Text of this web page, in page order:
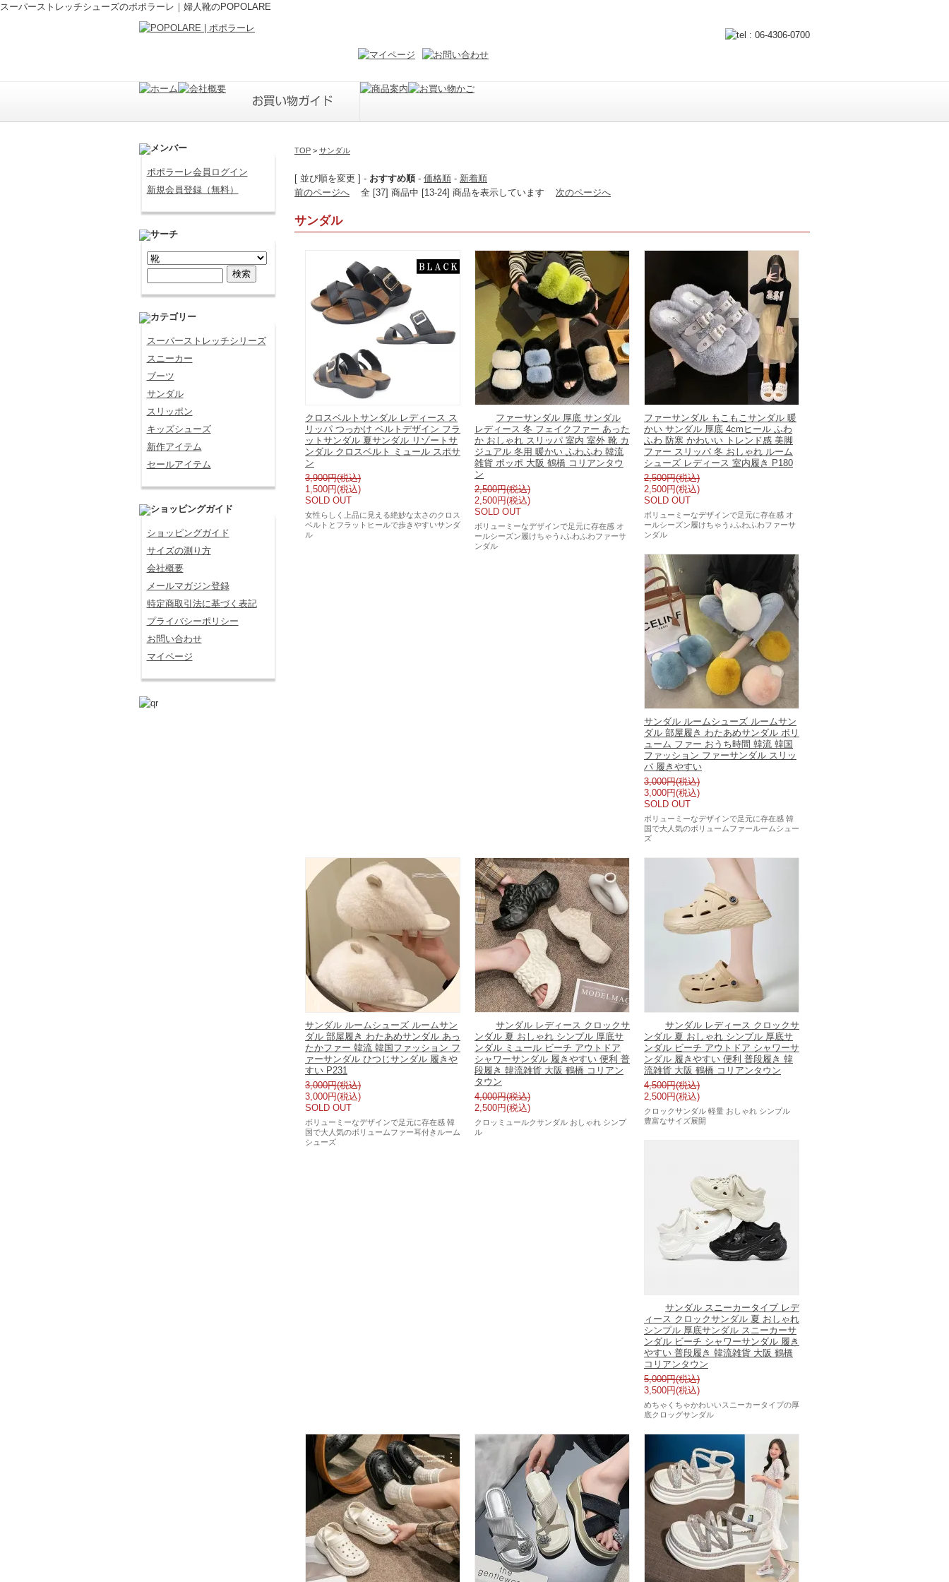
スーパーストレッチシューズのポポラーレ｜婦人靴のPOPOLARE
TOP > サンダル
[ 並び順を変更 ] - おすすめ順- 価格順 - 新着順
前のページへ 全 [37] 商品中 [13-24] 商品を表示しています 次のページへ
サンダル
クロスベルトサンダル レディース ス
リッパ つっかけ ベルトデザイン フラ
ットサンダル 夏サンダル リゾートサ
ンダル クロスベルト ミュール スポサ
ン
3,900円(税込)
1,500円(税込)
SOLD OUT
女性らしく上品に見える絶妙な太さのクロス
ベルトとフラットヒールで歩きやすいサンダ
ル
ファーサンダル 厚底 サンダル
レディース 冬 フェイクファー あった
か おしゃれ スリッパ 室内 室外 靴 カ
ジュアル 冬用 暖かい ふわふわ 韓流
雑貨 ポッポ 大阪 鶴橋 コリアンタウ
ン
2,500円(税込)
2,500円(税込)
SOLD OUT
ボリューミーなデザインで足元に存在感 オ
ールシーズン履けちゃう♪ふわふわファーサ
ンダル
ファーサンダル もこもこサンダル 暖
かい サンダル 厚底 4cmヒール ふわ
ふわ 防寒 かわいい トレンド感 美脚
ファー スリッパ 冬 おしゃれ ルーム
シューズ レディース 室内履き P180
2,500円(税込)
2,500円(税込)
SOLD OUT
ボリューミーなデザインで足元に存在感 オ
ールシーズン履けちゃう♪ふわふわファーサ
ンダル
サンダル ルームシューズ ルームサン
ダル 部屋履き わたあめサンダル ボリ
ューム ファー おうち時間 韓流 韓国
ファッション ファーサンダル スリッ
パ 履きやすい
3,000円(税込)
3,000円(税込)
SOLD OUT
ボリューミーなデザインで足元に存在感 韓
国で大人気のボリュームファールームシュー
ズ
サンダル ルームシューズ ルームサン
ダル 部屋履き わたあめサンダル あっ
たかファー 韓流 韓国ファッション フ
ァーサンダル ひつじサンダル 履きや
すい P231
3,000円(税込)
3,000円(税込)
SOLD OUT
ボリューミーなデザインで足元に存在感 韓
国で大人気のボリュームファー耳付きルーム
シューズ
サンダル レディース クロックサ
ンダル 夏 おしゃれ シンプル 厚底サ
ンダル ミュール ビーチ アウトドア
シャワーサンダル 履きやすい 便利 普
段履き 韓流雑貨 大阪 鶴橋 コリアン
タウン
4,000円(税込)
2,500円(税込)
クロッミュールクサンダル おしゃれ シンプ
ル
サンダル レディース クロックサ
ンダル 夏 おしゃれ シンプル 厚底サ
ンダル ビーチ アウトドア シャワーサ
ンダル 履きやすい 便利 普段履き 韓
流雑貨 大阪 鶴橋 コリアンタウン
4,500円(税込)
2,500円(税込)
クロックサンダル 軽量 おしゃれ シンプル
豊富なサイズ展開
サンダル スニーカータイプ レデ
ィース クロックサンダル 夏 おしゃれ
シンプル 厚底サンダル スニーカーサ
ンダル ビーチ シャワーサンダル 履き
やすい 普段履き 韓流雑貨 大阪 鶴橋
コリアンタウン
5,000円(税込)
3,500円(税込)
めちゃくちゃかわいいスニーカータイプの厚
底クロッグサンダル
ポポラーレ会員ログイン
新規会員登録（無料）
スーパーストレッチシリーズ
スニーカー
ブーツ
サンダル
スリッポン
キッズシューズ
新作アイテム
セールアイテム
ショッピングガイド
サイズの測り方
会社概要
メールマガジン登録
特定商取引法に基づく表記
プライバシーポリシー
お問い合わせ
マイページ